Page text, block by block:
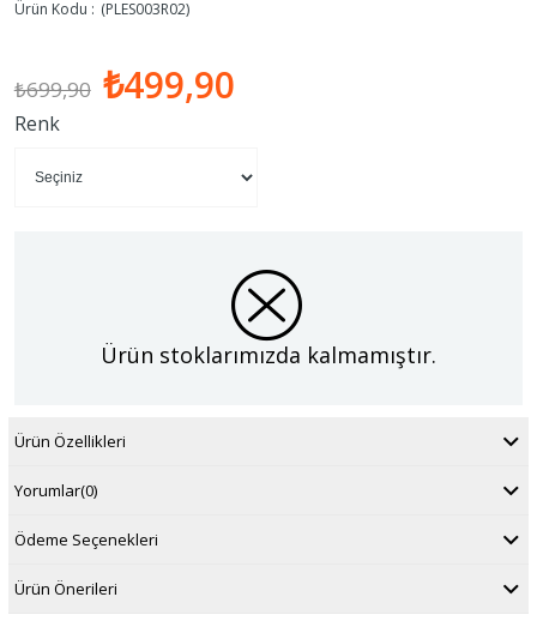
(PLES003R02)
₺699,90 ₺499,90
Renk
Ürün stoklarımızda kalmamıştır.
Ürün Özellikleri
Yorumlar(0)
Ödeme Seçenekleri
Ürün Önerileri